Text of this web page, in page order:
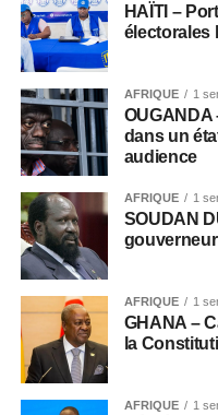
HAÏTI –
électorales
AFRIQUE 1
OUGANDA
dans un
audience
AFRIQUE 1
SOUDAN
AFRIQUE 1
GHANA –
la
AFRIQUE 1